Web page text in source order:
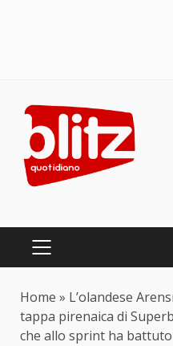
content
PRIMARY
Home » L’olandese
tappa pirenaica di
che allo sprint ha